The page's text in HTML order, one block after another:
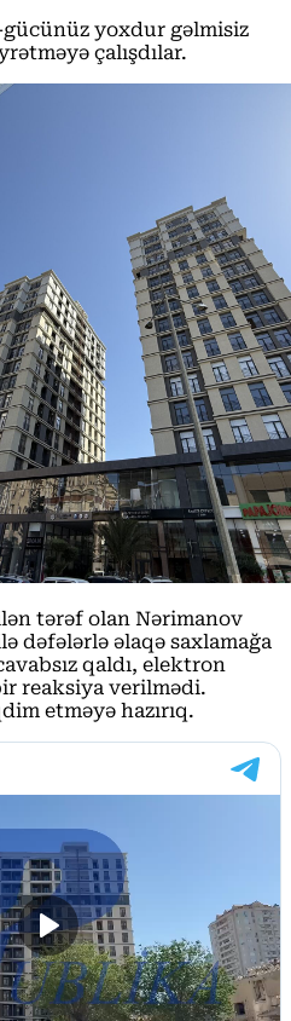
yoxdur gəlmisiz
çalışdılar.
tərəf olan Nərimanov
dəfələrlə əlaqə saxlamağa
qaldı, elektron
reaksiya verilmədi.
etməyə hazırıq.